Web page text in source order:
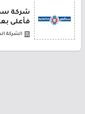
شركة
فأعلى
الشركة